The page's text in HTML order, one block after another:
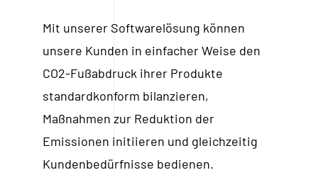
Mit unserer Softwarelösung können
unsere Kunden in einfacher Weise den
CO2-Fußabdruck ihrer Produkte
standardkonform bilanzieren,
Maßnahmen zur Reduktion der
Emissionen initiieren und gleichzeitig
Kundenbedürfnisse bedienen.